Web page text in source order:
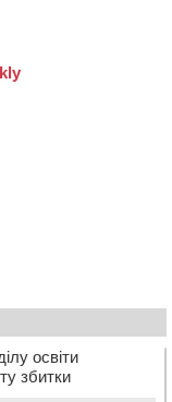
освіти
збитки